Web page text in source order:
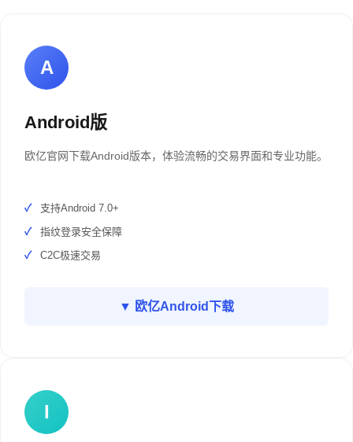
A
Android版
欧亿官网下载Android版本，体验流畅的交易界面和专业功能。
支持Android 7.0+
指纹登录安全保障
C2C极速交易
▼ 欧亿Android下载
I